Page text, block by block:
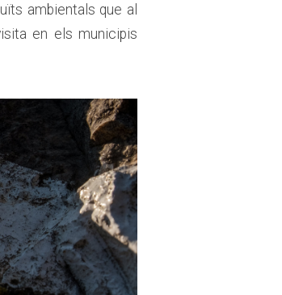
ambientals que al
en els municipis